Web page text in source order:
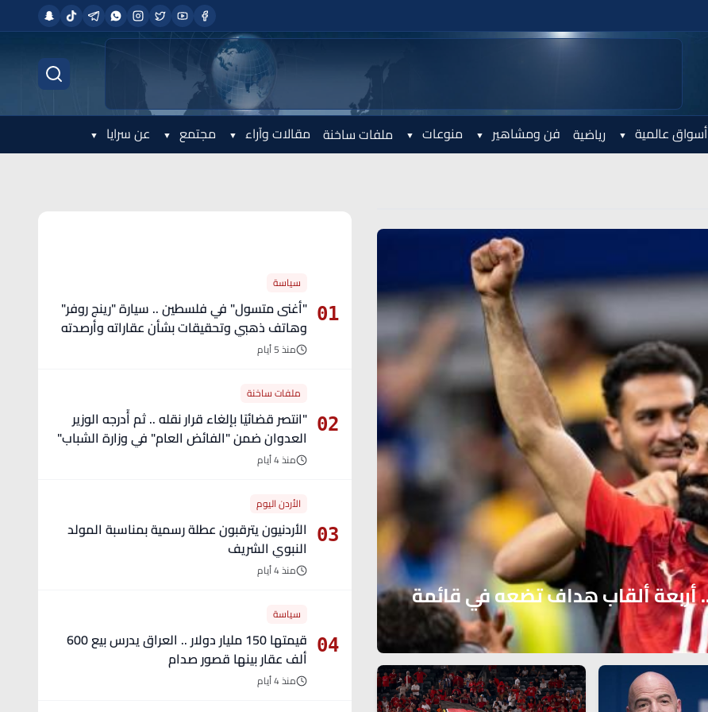
أسواق عالمية رياضية فن ومشاهير منوعات ملفات ساخنة مقالات وآراء مجتمع عن سرايا
صلاح يفرض اسمه بين عمالقة أوروبا .. أربعة ألقاب هداف تضعه في قائمة
01
سياسة
"أغنى متسول" في فلسطين .. سيارة "رينج روفر"
وهاتف ذهبي وتحقيقات بشأن عقاراته وأرصدته
منذ 5 أيام
02
ملفات ساخنة
"انتصر قضائيًا بإلغاء قرار نقله .. ثم أُدرجه الوزير
العدوان ضمن "الفائض العام" في وزارة الشباب"
- تفاصيل
منذ 4 أيام
03
الأردن اليوم
الأردنيون يترقبون عطلة رسمية بمناسبة المولد
النبوي الشريف
منذ 4 أيام
04
سياسة
قيمتها 150 مليار دولار .. العراق يدرس بيع 600
ألف عقار بينها قصور صدام
منذ 4 أيام